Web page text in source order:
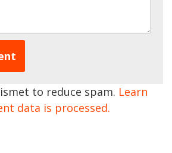
to reduce spam. Learn
data is processed.